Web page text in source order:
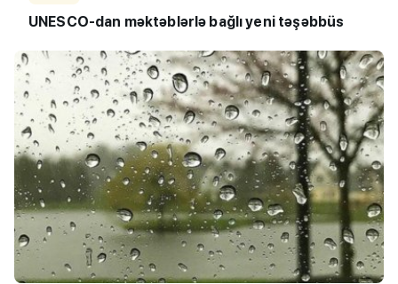
UNESCO-dan məktəblərlə bağlı yeni təşəbbüs